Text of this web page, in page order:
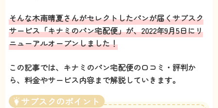
そんな木南晴夏さんがセレクトしたパンが届くサブスク
サービス「キナミのパン宅配便」が、2022年9月5日にリ
ニューアルオープンしました！
この記事では、キナミのパン宅配便の口コミ・評判か
ら、料金やサービス内容まで解説していきます。
サブスクのポイント